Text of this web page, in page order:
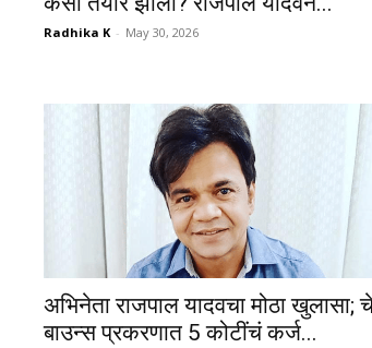
Radhika K - May 30, 2026
अभिनेता राजपाल यादवचा मोठा खुलासा;
बाउन्स प्रकरणात 5 कोटींचं कर्ज...